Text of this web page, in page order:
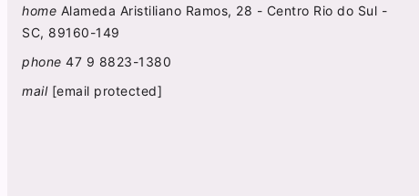
home Alameda Aristiliano Ramos, 28 - Centro Rio do Sul -
SC, 89160-149
phone 47 9 8823-1380
mail [email protected]